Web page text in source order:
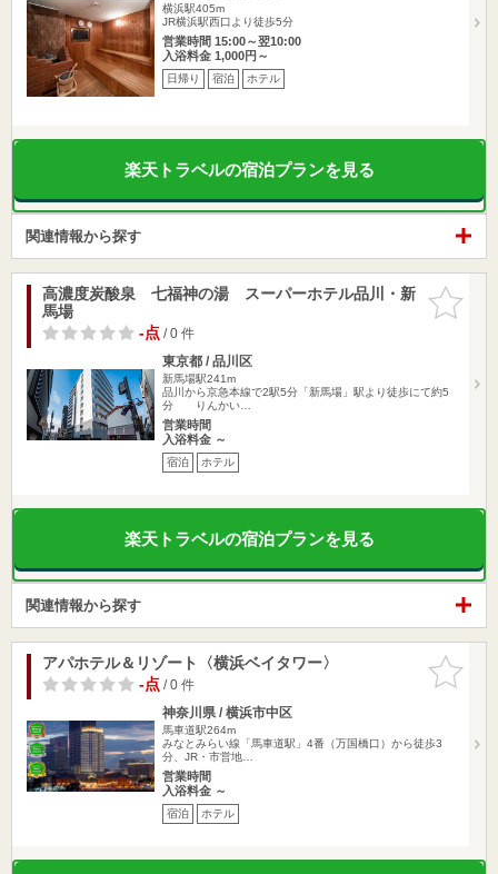
横浜駅405m
JR横浜駅西口より徒歩5分
営業時間 15:00～翌10:00
入浴料金 1,000円～
日帰り 宿泊 ホテル
楽天トラベルの宿泊プランを見る
関連情報から探す
お気に入
りに追加
高濃度炭酸泉 七福神の湯 スーパーホテル品川・新
馬場
-点/ 0 件
東京都 / 品川区
新馬場駅241m
品川から京急本線で2駅5分「新馬場」駅より徒歩にて約5
分 りんかい…
営業時間
入浴料金 ～
宿泊 ホテル
楽天トラベルの宿泊プランを見る
関連情報から探す
お気に入
りに追加
アパホテル＆リゾート〈横浜ベイタワー〉
-点/ 0 件
神奈川県 / 横浜市中区
馬車道駅264m
みなとみらい線「馬車道駅」4番（万国橋口）から徒歩3
分、JR・市営地…
営業時間
入浴料金 ～
宿泊 ホテル